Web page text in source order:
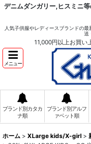
デニムダンガリー,ヒスミニ
人気子供服やレディースブランドの
送
11,000円以上お買い
メニュー
ブランド別カタカ
ナ順
ブランド別アルフ
ァベット順
ホーム > XLarge kids/X-girl >